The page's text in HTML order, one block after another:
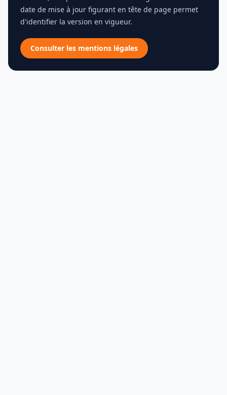
date de mise à jour figurant en tête de page permet
d'identifier la version en vigueur.
Consulter les mentions légales